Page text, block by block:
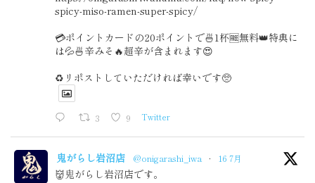
spicy-miso-ramen-super-spicy/
💳ポイントカードの20ポイントで🍜1杯🆓無料👑特典に
は💦🍜辛みそ🔥超辛が含まれます😍
♻️リポストしていただければ幸いです🥺
3 9 Twitter
鬼がらし岩沼店 @onigarashi_iwa · 16 7月
👹鬼がらし岩沼店です。